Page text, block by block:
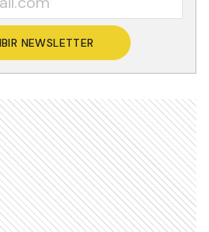
NEWSLETTER